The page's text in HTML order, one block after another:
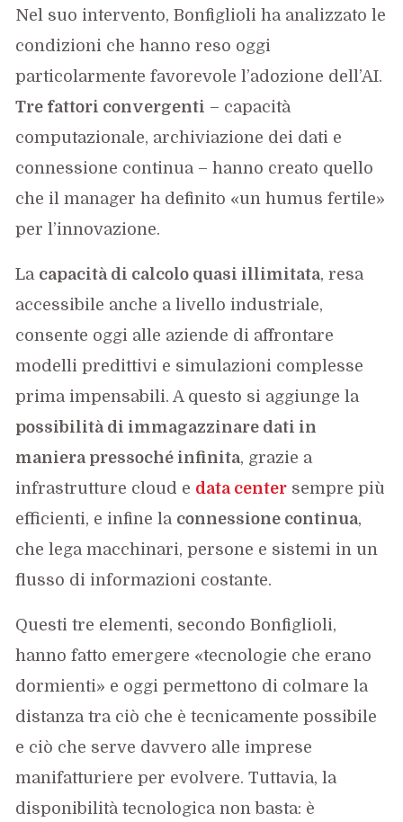
Nel suo intervento, Bonfiglioli ha analizzato le
condizioni che hanno reso oggi
particolarmente favorevole l’adozione dell’AI.
Tre fattori convergenti – capacità
computazionale, archiviazione dei dati e
connessione continua – hanno creato quello
che il manager ha definito «un humus fertile»
per l’innovazione.
La capacità di calcolo quasi illimitata, resa
accessibile anche a livello industriale,
consente oggi alle aziende di affrontare
modelli predittivi e simulazioni complesse
prima impensabili. A questo si aggiunge la
possibilità di immagazzinare dati in
maniera pressoché infinita, grazie a
infrastrutture cloud e data center sempre più
efficienti, e infine la connessione continua,
che lega macchinari, persone e sistemi in un
flusso di informazioni costante.
Questi tre elementi, secondo Bonfiglioli,
hanno fatto emergere «tecnologie che erano
dormienti» e oggi permettono di colmare la
distanza tra ciò che è tecnicamente possibile
e ciò che serve davvero alle imprese
manifatturiere per evolvere. Tuttavia, la
disponibilità tecnologica non basta: è